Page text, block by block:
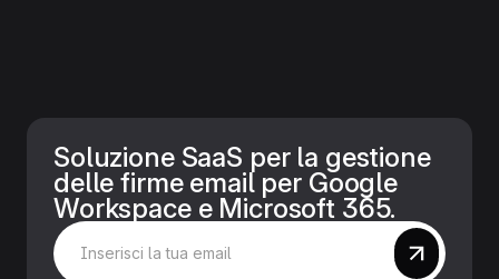
Soluzione SaaS per la gestione
delle firme email per Google
Workspace e Microsoft 365.